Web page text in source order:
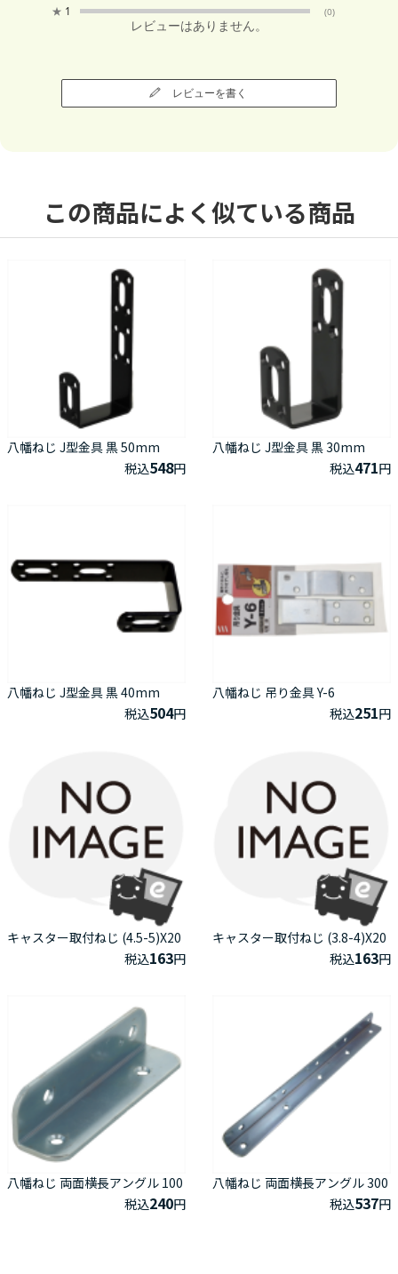
★ 1 (0)
レビューはありません。
レビューを書く
この商品によく似ている商品
八幡ねじ J型金具 黒 50mm
税込548円
八幡ねじ J型金具 黒 30mm
税込471円
八幡ねじ J型金具 黒 40mm
税込504円
八幡ねじ 吊り金具 Y-6
税込251円
キャスター取付ねじ (4.5-5)X20
税込163円
キャスター取付ねじ (3.8-4)X20
税込163円
八幡ねじ 両面横長アングル 100
税込240円
八幡ねじ 両面横長アングル 300
税込537円